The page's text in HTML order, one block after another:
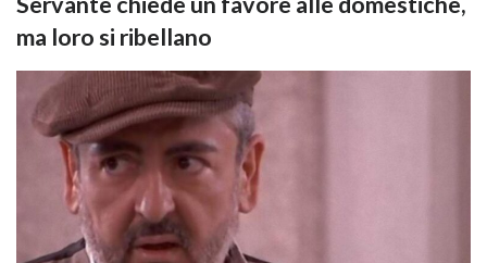
ma loro si ribellano